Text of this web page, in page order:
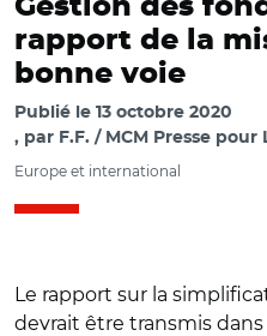
Gestion des
rapport de la
bonne voie
Publié le 13 octobre 2020
par F.F. / MCM Presse pour
Europe et international
Le rapport sur la
devrait être transmis